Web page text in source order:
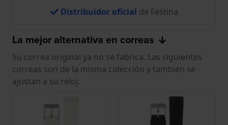
Distribuidor oficial de Festina
La mejor alternativa en correas
Su correa original ya no se fabrica. Las siguientes
correas son de la misma colección y también se
ajustan a su reloj.